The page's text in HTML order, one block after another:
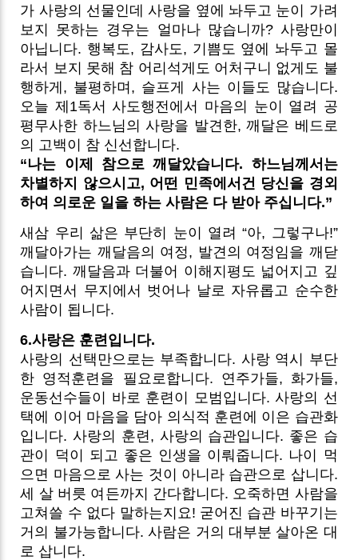
가 사랑의 선물인데 사랑을 옆에 놔두고 눈이 가려
보지 못하는 경우는 얼마나 많습니까? 사랑만이
아닙니다. 행복도, 감사도, 기쁨도 옆에 놔두고 몰
라서 보지 못해 참 어리석게도 어처구니 없게도 불
행하게, 불평하며, 슬프게 사는 이들도 많습니다.
오늘 제1독서 사도행전에서 마음의 눈이 열려 공
평무사한 하느님의 사랑을 발견한, 깨달은 베드로
의 고백이 참 신선합니다.
“나는 이제 참으로 깨달았습니다. 하느님께서는
차별하지 않으시고, 어떤 민족에서건 당신을 경외
하여 의로운 일을 하는 사람은 다 받아 주십니다.”
새삼 우리 삶은 부단히 눈이 열려 “아, 그렇구나!”
깨달아가는 깨달음의 여정, 발견의 여정임을 깨닫
습니다. 깨달음과 더불어 이해지평도 넓어지고 깊
어지면서 무지에서 벗어나 날로 자유롭고 순수한
사람이 됩니다.
6.사랑은 훈련입니다.
사랑의 선택만으로는 부족합니다. 사랑 역시 부단
한 영적훈련을 필요로합니다. 연주가들, 화가들,
운동선수들이 바로 훈련이 모범입니다. 사랑의 선
택에 이어 마음을 담아 의식적 훈련에 이은 습관화
입니다. 사랑의 훈련, 사랑의 습관입니다. 좋은 습
관이 덕이 되고 좋은 인생을 이뤄줍니다. 나이 먹
으면 마음으로 사는 것이 아니라 습관으로 삽니다.
세 살 버릇 여든까지 간다합니다. 오죽하면 사람을
고쳐쓸 수 없다 말하는지요! 굳어진 습관 바꾸기는
거의 불가능합니다. 사람은 거의 대부분 살아온 대
로 삽니다.